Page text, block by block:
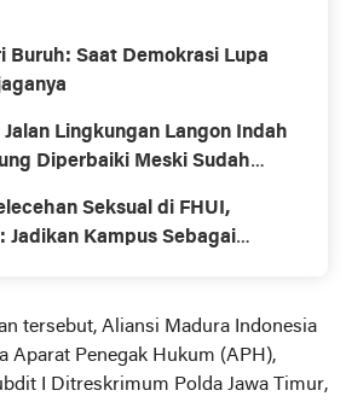
Buruh: Saat Demokrasi Lupa
Jalan Lingkungan Langon Indah
Diperbaiki Meski Sudah
Seksual di FHUI,
Jadikan Kampus Sebagai
tersebut, Aliansi Madura Indonesia
Aparat Penegak Hukum (APH),
I Ditreskrimum Polda Jawa Timur,